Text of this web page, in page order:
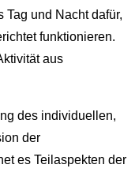
Tag und Nacht dafür,
funktionieren.
aus
des individuellen,
der
es Teilaspekten der